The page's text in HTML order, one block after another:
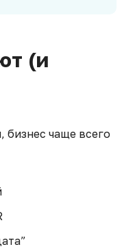
(и
бизнес чаще всего